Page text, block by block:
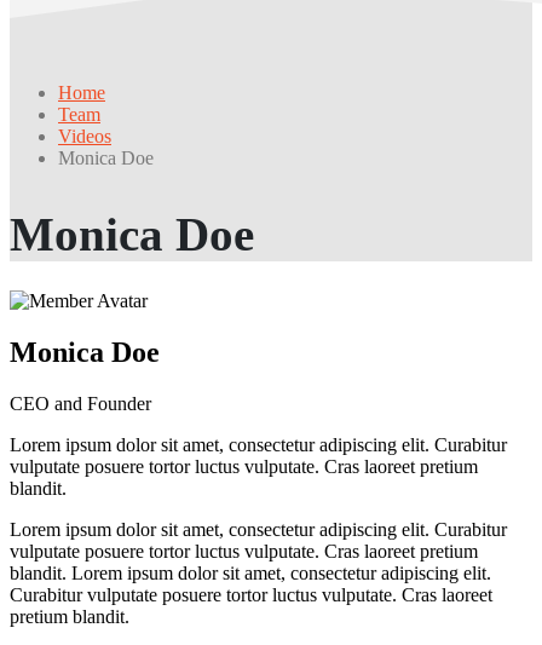
Home
Team
Videos
Monica Doe
Monica Doe
Monica Doe
CEO and Founder
Lorem ipsum dolor sit amet, consectetur adipiscing elit. Curabitur
vulputate posuere tortor luctus vulputate. Cras laoreet pretium
blandit.
Lorem ipsum dolor sit amet, consectetur adipiscing elit. Curabitur
vulputate posuere tortor luctus vulputate. Cras laoreet pretium
blandit. Lorem ipsum dolor sit amet, consectetur adipiscing elit.
Curabitur vulputate posuere tortor luctus vulputate. Cras laoreet
pretium blandit.